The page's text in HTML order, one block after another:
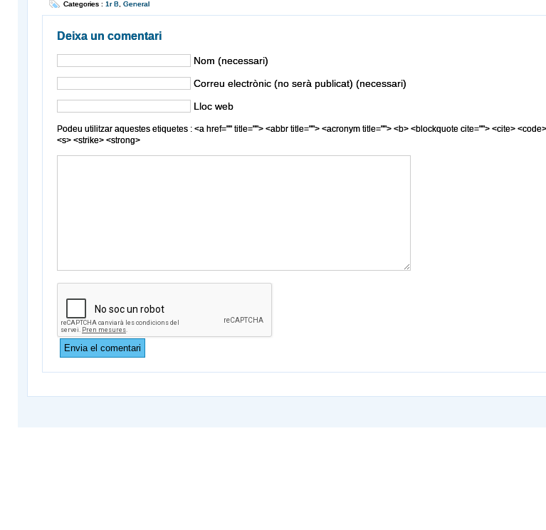
Categories : 1r B General
Deixa un comentari
Nom (necessari)
Correu electrònic (no serà publicat) (necessari)
Lloc web
Podeu utilitzar aquestes etiquetes : <a href="" title=""> <abbr title=""> <acronym title=""> <b> <blockquote cite=""> <cite>
<s> <strike> <strong>